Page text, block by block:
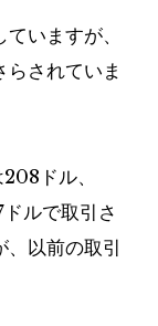
いますが、
らされていま
ドル、
ルで取引さ
以前の取引